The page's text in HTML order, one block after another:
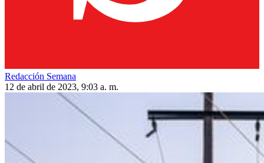
Redacción Semana
12 de abril de 2023, 9:03 a. m.